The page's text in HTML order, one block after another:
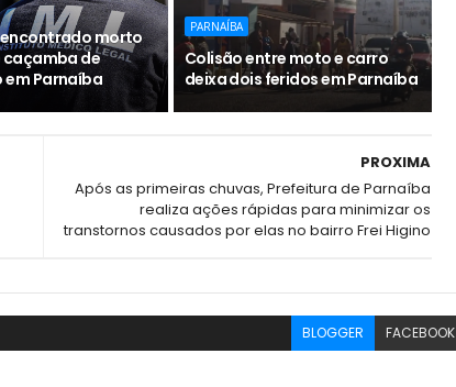
encontrado morto
de
Parnaíba
PARNAÍBA
Colisão entre moto e carro
deixa dois feridos em Parnaíba
PROXIMA
Após as primeiras chuvas, Prefeitura de Parnaíba
realiza ações rápidas para minimizar os
transtornos causados por elas no bairro Frei Higino
BLOGGER FACEBOOK